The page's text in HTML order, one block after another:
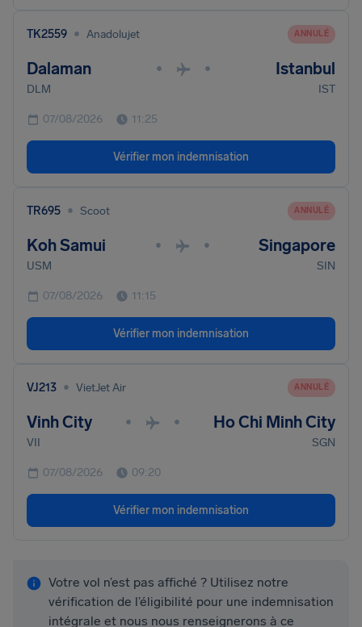
TK2559 • Anadolujet ANNULÉ
Dalaman • • Istanbul
DLM IST
07/08/2026 11:25
Vérifier mon indemnisation
TR695 • Scoot ANNULÉ
Koh Samui • • Singapore
USM SIN
07/08/2026 11:15
Vérifier mon indemnisation
VJ213 • VietJet Air ANNULÉ
Vinh City • • Ho Chi Minh City
VII SGN
07/08/2026 09:20
Vérifier mon indemnisation
Votre vol n’est pas affiché ? Utilisez notre
vérification de l’éligibilité pour une indemnisation
intégrale et nous nous renseignerons à ce